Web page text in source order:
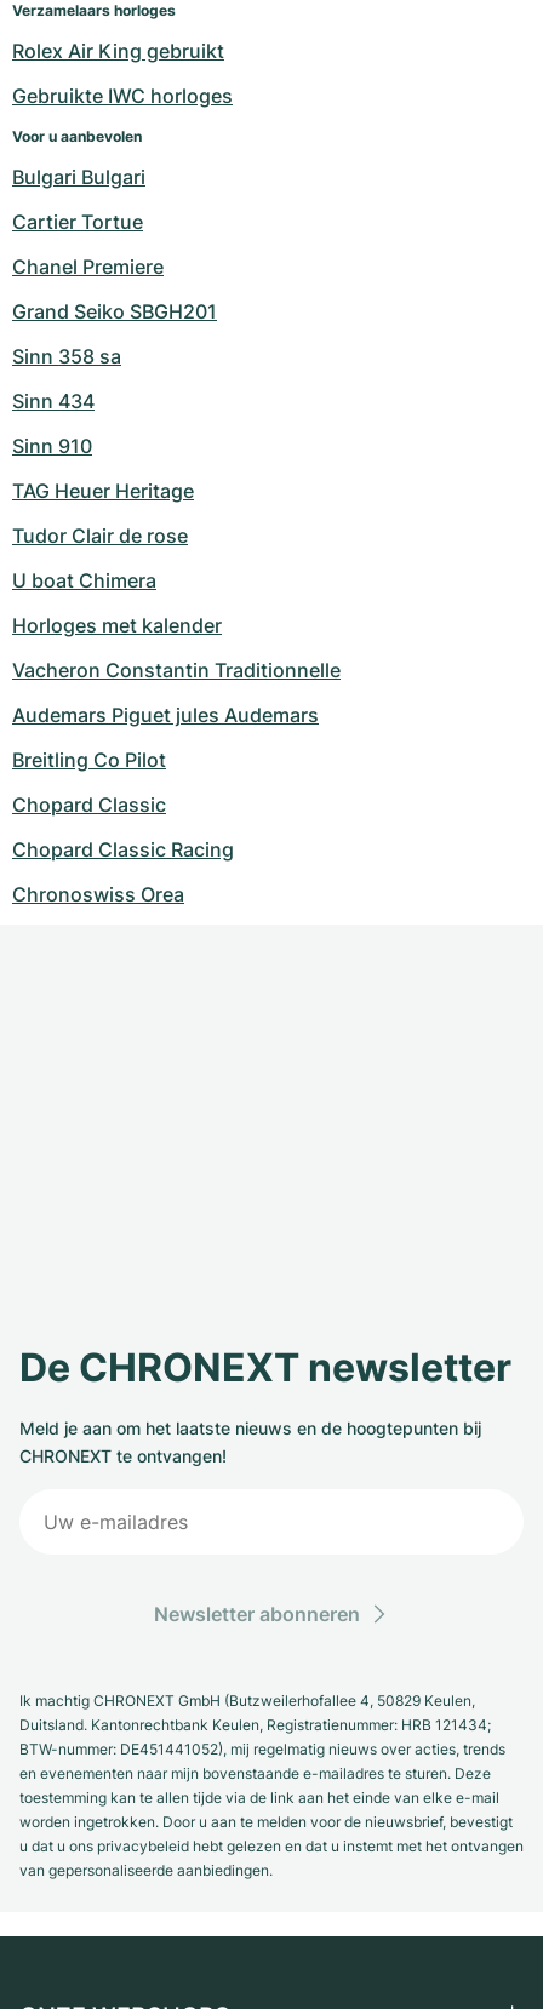
Verzamelaars horloges
Rolex Air King gebruikt
Gebruikte IWC horloges
Voor u aanbevolen
Bulgari Bulgari
Cartier Tortue
Chanel Premiere
Grand Seiko SBGH201
Sinn 358 sa
Sinn 434
Sinn 910
TAG Heuer Heritage
Tudor Clair de rose
U boat Chimera
Horloges met kalender
Vacheron Constantin Traditionnelle
Audemars Piguet jules Audemars
Breitling Co Pilot
Chopard Classic
Chopard Classic Racing
Chronoswiss Orea
De CHRONEXT newsletter
Meld je aan om het laatste nieuws en de hoogtepunten bij
CHRONEXT te ontvangen!
Newsletter abonneren
Ik machtig CHRONEXT GmbH (Butzweilerhofallee 4, 50829 Keulen,
Duitsland. Kantonrechtbank Keulen, Registratienummer: HRB 121434;
BTW-nummer: DE451441052), mij regelmatig nieuws over acties, trends
en evenementen naar mijn bovenstaande e-mailadres te sturen. Deze
toestemming kan te allen tijde via de link aan het einde van elke e-mail
worden ingetrokken. Door u aan te melden voor de nieuwsbrief, bevestigt
u dat u ons privacybeleid hebt gelezen en dat u instemt met het ontvangen
van gepersonaliseerde aanbiedingen.